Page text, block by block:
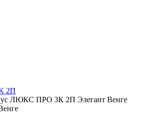
2П
ЛЮКС ПРО 3К 2П Элегант Венге